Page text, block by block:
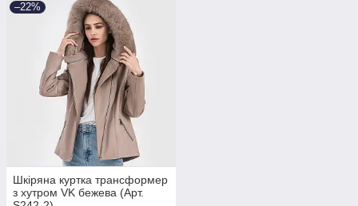
–22%
Шкіряна куртка трансформер
з хутром VK бежева (Арт.